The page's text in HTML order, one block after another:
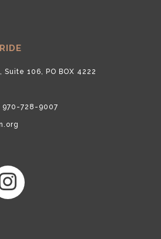
106, PO BOX 4222
970-728-9007